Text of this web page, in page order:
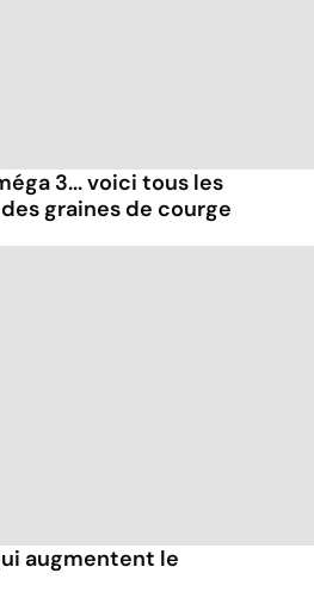
3... voici tous les
graines de courge
augmentent le